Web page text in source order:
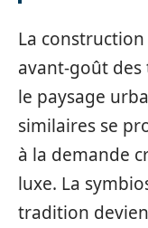
La
avant-goût
le paysage
similaires se
à la demande
luxe. La
tradition